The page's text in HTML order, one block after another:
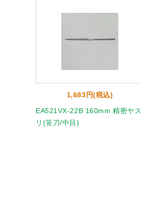
1,683円(税込)
EA521VX-22B 160mm 精密ヤス
リ(笹刀/中目)